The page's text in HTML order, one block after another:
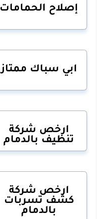
إصلاح الحمامات
ابي سباك ممتاز
ارخص شركة
تنظيف بالدمام
ارخص شركة
كشف تسربات
بالدمام